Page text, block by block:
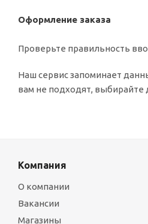
Оформление заказа
Проверьте правильность
Наш сервис запоминает
вам не подходят, выбирайте
Компания
О компании
Вакансии
Магазины